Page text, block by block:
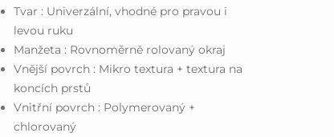
Tvar : Univerzální, vhodné pro pravou i
levou ruku
Manžeta : Rovnoměrně rolovaný okraj
Vnější povrch : Mikro textura + textura na
koncích prstů
Vnitřní povrch : Polymerovaný +
chlorovaný